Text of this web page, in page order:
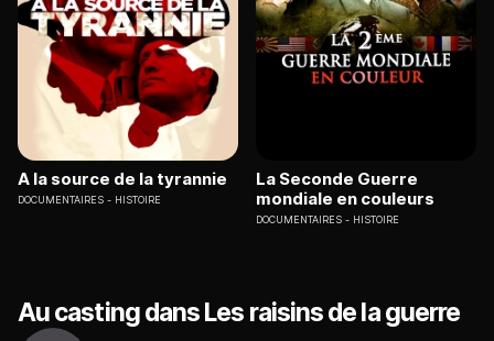
A la source de la tyrannie
DOCUMENTAIRES HISTOIRE
La Seconde Guerre
mondiale en couleurs
DOCUMENTAIRES HISTOIRE
Au casting dans Les raisins de la guerre